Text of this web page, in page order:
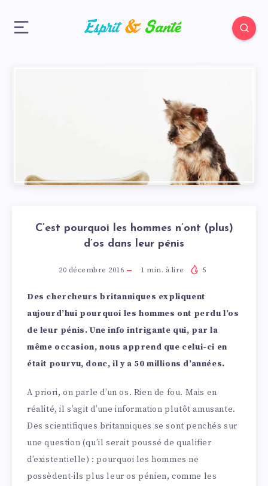
C’est pourquoi les hommes n’ont (plus)
d’os dans leur pénis
20 décembre 2016 1 min. à lire 5
Des chercheurs britanniques expliquent
aujourd’hui pourquoi les hommes ont perdu l’os
de leur pénis. Une info intrigante qui, par la
même occasion, nous apprend que celui-ci en
était pourvu, donc, il y a 50 millions d’années.
A priori, on parle d’un os. Rien de fou. Mais en
réalité, il s’agit d’une information plutôt amusante.
Des scientifiques britanniques se sont penchés sur
une question (qu’il serait poussé de qualifier
d’existentielle) : pourquoi les hommes ne
possèdent-ils plus leur os pénien, comme les